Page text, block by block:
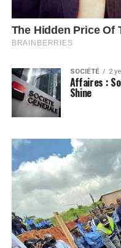
SOCIÉTÉ 2
Affaires :
Shine